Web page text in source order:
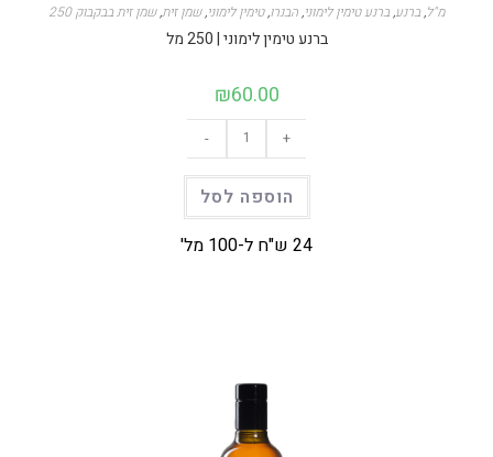
250 מ"ל, ברנע, ברנע טימין לימוני, הבנרו,טימין לימוני,שמן זית,שמן זית בבקבוק
ברנע טימין לימוני | 250 מל
₪60.00
- +
הוספה לסל
24 ש"ח ל-100 מל'